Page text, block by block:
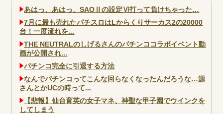
あはっ、あはっ、SAOⅡの設定Ⅵ打って負けちゃった…
7月に最も売れたパチスロはLからくりサーカス2の20000
台！一度流れを...
THE NEUTRALのしげるさんのパチンココラボイベント動
画が公開され...
パチンコ完全に引退する方法
なんでパチンコってこんな回らなくなったんだろうな…源
さんとかUCの時って...
【悲報】仙台育英の女子マネ、神聖な甲子園でウインクを
してしまう